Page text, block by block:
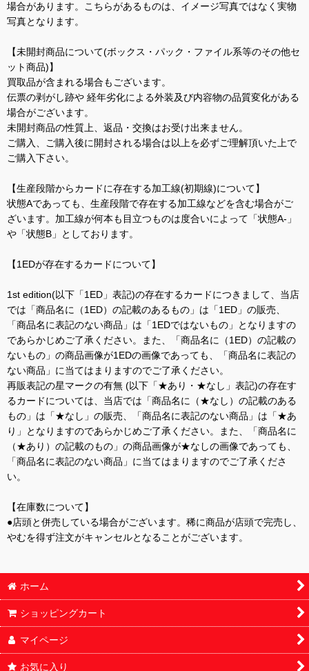
場合があります。こちらがあるものは、イメージ写真ではなく実物
写真となります。
【未開封商品について(ボックス・パック・ファイル系等のその他セ
ット商品)】
買取品が含まれる場合もございます。
伝票の剥がし跡や 経年劣化による外装及び内容物の品質変化がある
場合がございます。
未開封商品の性質上、返品・交換はお受け出来ません。
ご購入、ご購入後に開封される場合は以上を必ずご理解頂いた上で
ご購入下さい。
【生産段階からカードに存在する加工線(初期線)について】
状態Aであっても、生産段階で存在する加工線などを含む場合がご
ざいます。加工線が何本も目立つものは度合いによって「状態A-」
や「状態B」としております。
【1EDが存在するカードについて】
1st edition(以下「1ED」表記)の存在するカードにつきまして、当店
では「商品名に（1ED）の記載のあるもの」は「1ED」の販売、
「商品名に表記のない商品」は「1EDではないもの」となりますの
であらかじめご了承ください。また、「商品名に（1ED）の記載の
ないもの」の商品画像が1EDの画像であっても、「商品名に表記の
ない商品」に当てはまりますのでご了承ください。
再販表記の星マークの有無 (以下「★あり・★なし」表記)の存在す
るカードについては、当店では「商品名に（★なし）の記載のある
もの」は「★なし」の販売、「商品名に表記のない商品」は「★あ
り」となりますのであらかじめご了承ください。また、「商品名に
（★あり）の記載のもの」の商品画像が★なしの画像であっても、
「商品名に表記のない商品」に当てはまりますのでご了承くださ
い。
【在庫数について】
●店頭と併売している場合がございます。稀に商品が店頭で完売し、
やむを得ず注文がキャンセルとなることがございます。
ホーム
ショッピングカート
マイページ
お気に入り